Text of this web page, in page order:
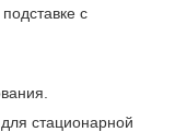
с
стационарной